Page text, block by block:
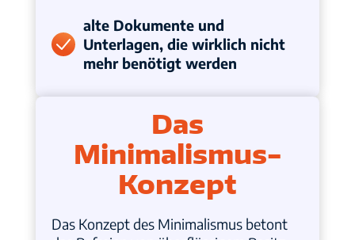
alte Dokumente und
Unterlagen, die wirklich nicht
mehr benötigt werden
Das
Minimalismus-
Konzept
Das Konzept des Minimalismus betont